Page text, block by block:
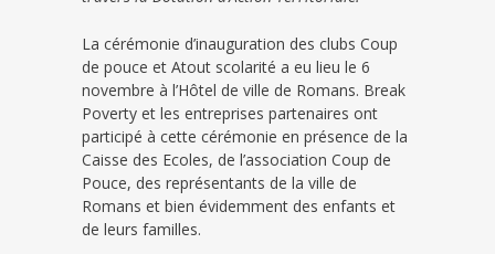
La cérémonie d’inauguration des clubs Coup
de pouce et Atout scolarité a eu lieu le 6
novembre à l’Hôtel de ville de Romans. Break
Poverty et les entreprises partenaires ont
participé à cette cérémonie en présence de la
Caisse des Ecoles, de l’association Coup de
Pouce, des représentants de la ville de
Romans et bien évidemment des enfants et
de leurs familles.